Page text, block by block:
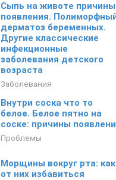
Сыпь на животе причины
появления.
дерматоз беременных.
Другие классические
инфекционные
заболевания детского
возраста
Заболевания
Внутри соска что то
белое. Белое пятно на
соске: причины
Проблемы
Морщины вокруг рта: как
от них избавиться